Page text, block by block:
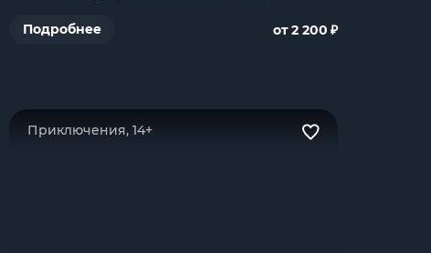
Подробнее от 2 200 ₽
Приключения, 14+